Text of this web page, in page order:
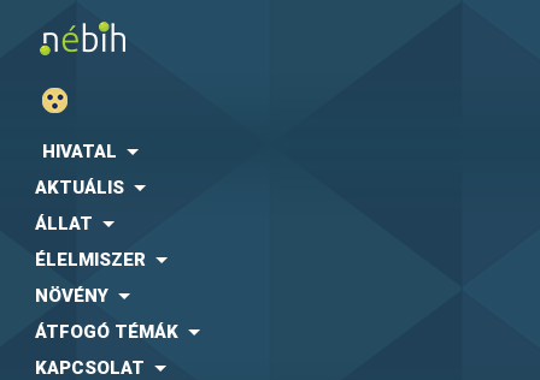
HIVATAL
AKTUÁLIS
ÁLLAT
ÉLELMISZER
NÖVÉNY
ÁTFOGÓ TÉMÁK
KAPCSOLAT